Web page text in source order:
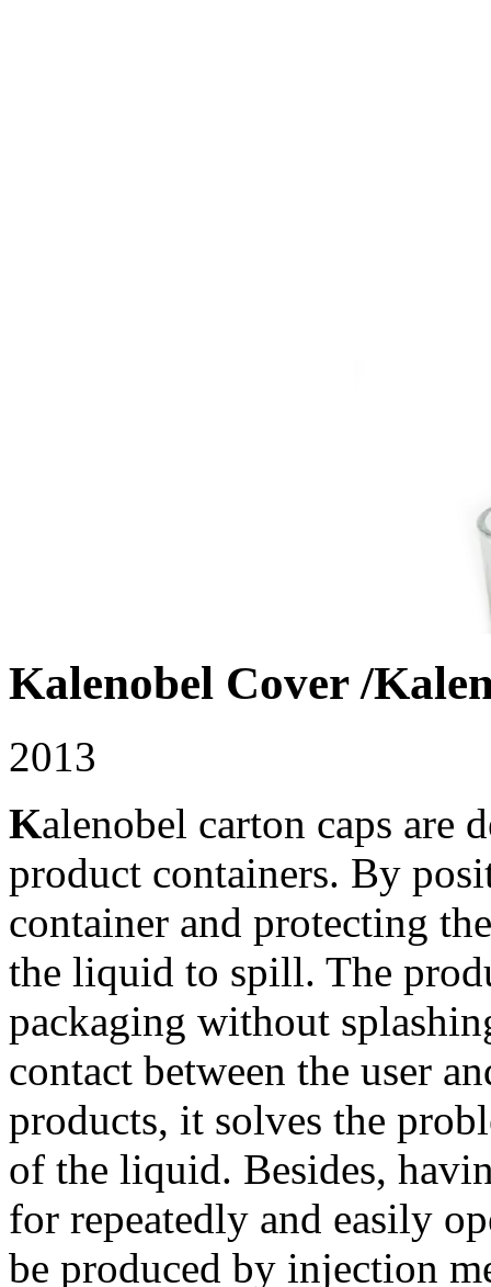
Kalenobel Cover /
2013
Kalenobel carton caps are
product containers. By
container and protecting
the liquid to spill. The
packaging without
contact between the user
products, it solves the
of the liquid. Besides,
for repeatedly and easily
be produced by injection